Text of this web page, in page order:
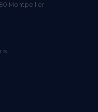
Montpellier